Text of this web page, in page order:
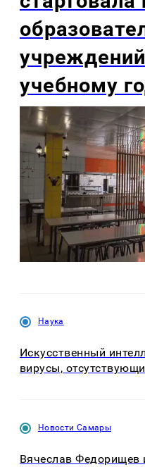
учебному
Наука
Искусственный
вирусы,
Новости Самары
Вячеслав Федорищев